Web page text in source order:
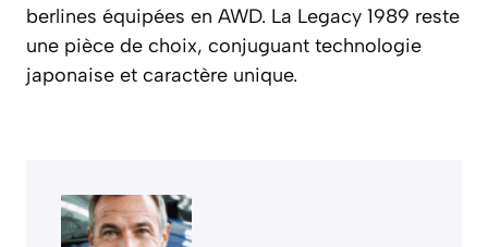
berlines équipées en AWD. La Legacy 1989 reste
une pièce de choix, conjuguant technologie
japonaise et caractère unique.